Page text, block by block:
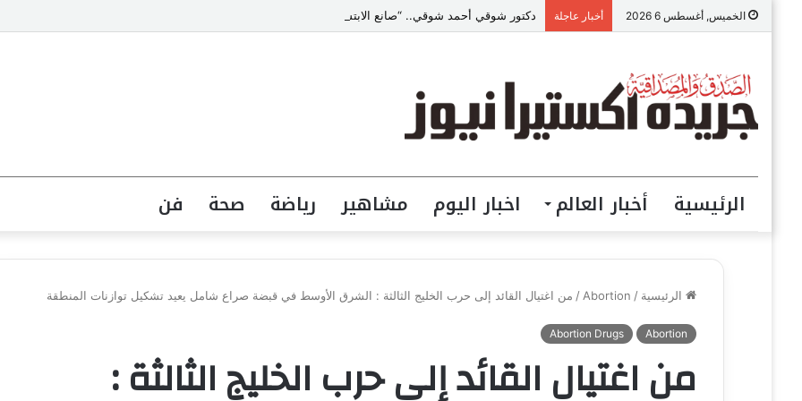
الخميس, أغسطس 6 2026 أخبار عاجلة دكتور شوقي أحمد شوقي.. “صانع الابتسامات” يتصدر قائمة أشهر أطباء تجميل الأسنان في مصر
الرئيسية أخبار العالم اخبار اليوم مشاهير رياضة صحة فن
الرئيسية /
Abortion
/ من اغتيال القائد إلى حرب الخليج الثالثة : الشرق الأوسط في قبضة صراع شامل يعيد تشكيل توازنات المنطقة
Abortion
Abortion Drugs
من اغتيال القائد إلى حرب الخليج الثالثة :